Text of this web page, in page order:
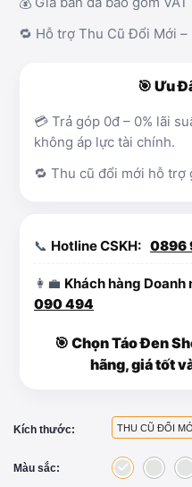
🔁 Hỗ trợ Thu Cũ Đổi Mới
🎯 Ưu
💳 Trả góp 0đ – 0% lãi
không áp lực tài chính.
🔁 Thu cũ đổi mới hỗ trợ
📞 Hotline CSKH: 0896
👩‍💼 Khách hàng Doanh
090 494
🎯 Chọn Táo Đen
hãng, giá tốt
Kích thước: THU CŨ ĐỐI
Màu sắc: